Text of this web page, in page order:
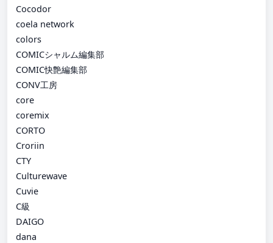
Cocodor
coela network
colors
COMICシャルム編集部
COMIC快艶編集部
CONV工房
core
coremix
CORTO
Croriin
CTY
Culturewave
Cuvie
C級
DAIGO
dana